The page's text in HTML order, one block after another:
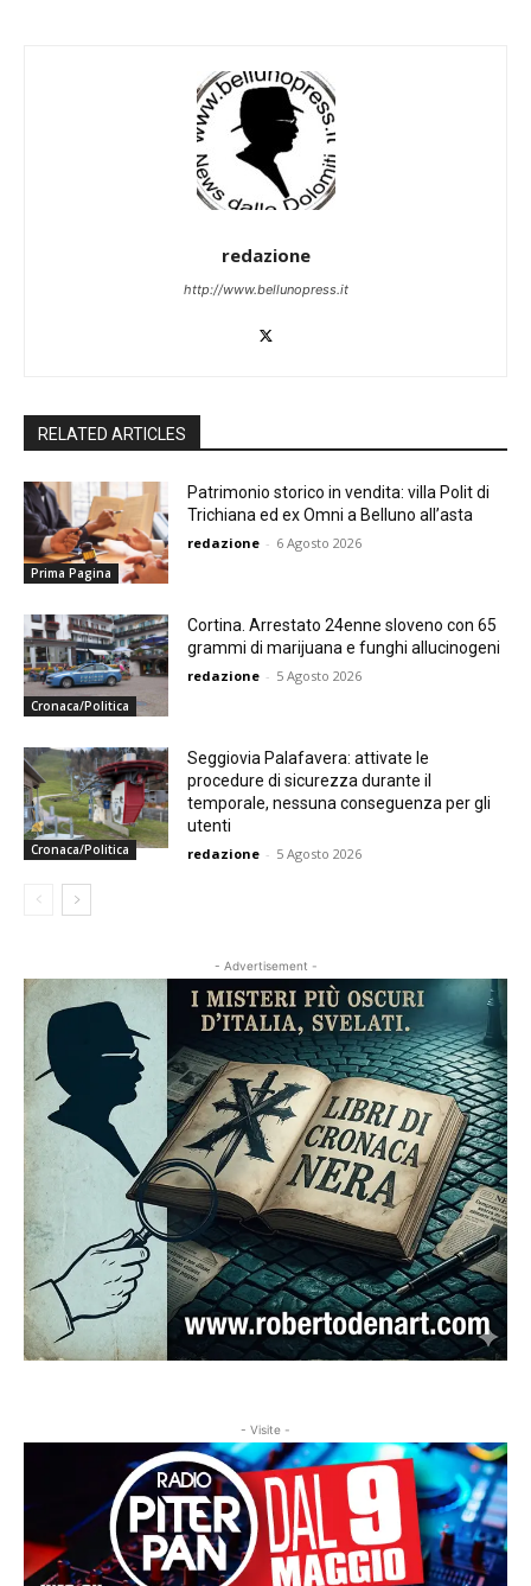
redazione
http://www.bellunopress.it
RELATED ARTICLES
Prima Pagina
Patrimonio storico in vendita: villa Polit di
Trichiana ed ex Omni a Belluno all’asta
redazione - 6 Agosto 2026
Cronaca/Politica
Cortina. Arrestato 24enne sloveno con 65
grammi di marijuana e funghi allucinogeni
redazione - 5 Agosto 2026
Cronaca/Politica
Seggiovia Palafavera: attivate le
procedure di sicurezza durante il
temporale, nessuna conseguenza per gli
utenti
redazione - 5 Agosto 2026
- Advertisement -
- Visite -